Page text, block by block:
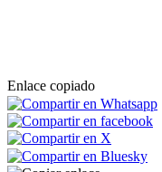
Enlace copiado